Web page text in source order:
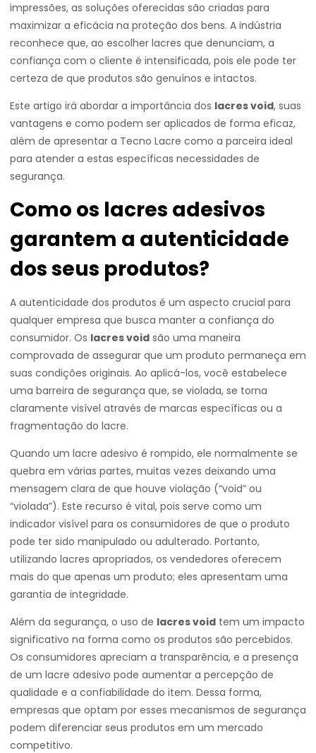
impressões, as soluções oferecidas são criadas para
maximizar a eficácia na proteção dos bens. A indústria
reconhece que, ao escolher lacres que denunciam, a
confiança com o cliente é intensificada, pois ele pode ter
certeza de que produtos são genuínos e intactos.
Este artigo irá abordar a importância dos lacres void, suas
vantagens e como podem ser aplicados de forma eficaz,
além de apresentar a Tecno Lacre como a parceira ideal
para atender a estas específicas necessidades de
segurança.
Como os lacres adesivos
garantem a autenticidade
dos seus produtos?
A autenticidade dos produtos é um aspecto crucial para
qualquer empresa que busca manter a confiança do
consumidor. Os lacres void são uma maneira
comprovada de assegurar que um produto permaneça em
suas condições originais. Ao aplicá-los, você estabelece
uma barreira de segurança que, se violada, se torna
claramente visível através de marcas específicas ou a
fragmentação do lacre.
Quando um lacre adesivo é rompido, ele normalmente se
quebra em várias partes, muitas vezes deixando uma
mensagem clara de que houve violação (“void” ou
“violada”). Este recurso é vital, pois serve como um
indicador visível para os consumidores de que o produto
pode ter sido manipulado ou adulterado. Portanto,
utilizando lacres apropriados, os vendedores oferecem
mais do que apenas um produto; eles apresentam uma
garantia de integridade.
Além da segurança, o uso de lacres void tem um impacto
significativo na forma como os produtos são percebidos.
Os consumidores apreciam a transparência, e a presença
de um lacre adesivo pode aumentar a percepção de
qualidade e a confiabilidade do item. Dessa forma,
empresas que optam por esses mecanismos de segurança
podem diferenciar seus produtos em um mercado
competitivo.